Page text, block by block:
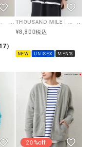
）
THOUSAND MILE｜ZIP CARDIGAN [[TM261WF00530]][D]
¥8,800税込
NEW UNISEX MEN'S
20%off